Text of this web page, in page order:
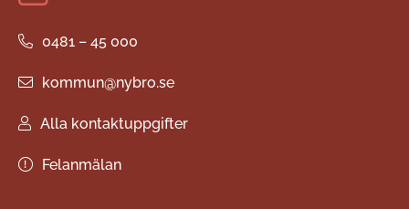
0481 – 45 000
kommun@nybro.se
Alla kontaktuppgifter
Felanmälan